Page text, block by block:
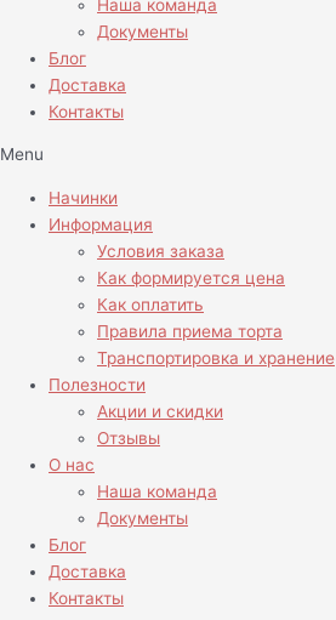
Наша команда
Документы
Блог
Доставка
Контакты
Menu
Начинки
Информация
Условия заказа
Как формируется цена
Как оплатить
Правила приема торта
Транспортировка и хранение
Полезности
Акции и скидки
Отзывы
О нас
Наша команда
Документы
Блог
Доставка
Контакты